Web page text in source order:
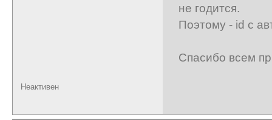
не годится.
Поэтому - id с
Спасибо всем
Неактивен